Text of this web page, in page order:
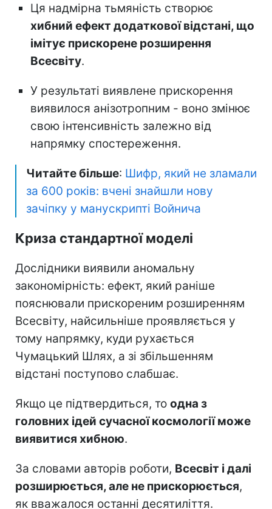
Ця надмірна тьмяність створює
хибний ефект додаткової відстані, що
імітує прискорене розширення
Всесвіту.
У результаті виявлене прискорення
виявилося анізотропним - воно змінює
свою інтенсивність залежно від
напрямку спостереження.
Читайте більше: Шифр, який не зламали
за 600 років: вчені знайшли нову
зачіпку у манускрипті Войнича
Криза стандартної моделі
Дослідники виявили аномальну
закономірність: ефект, який раніше
пояснювали прискореним розширенням
Всесвіту, найсильніше проявляється у
тому напрямку, куди рухається
Чумацький Шлях, а зі збільшенням
відстані поступово слабшає.
Якщо це підтвердиться, то одна з
головних ідей сучасної космології може
виявитися хибною.
За словами авторів роботи, Всесвіт і далі
розширюється, але не прискорюється,
як вважалося останні десятиліття.